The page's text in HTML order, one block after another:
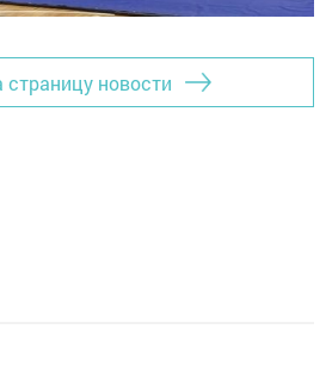
страницу новости